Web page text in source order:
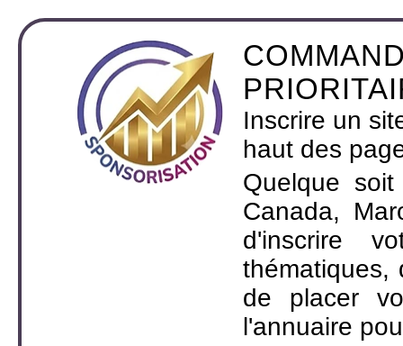
Inscrire un
haut des
Quelque
Canada,
d'inscrire
thématiques,
de placer
l'annuaire